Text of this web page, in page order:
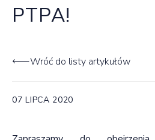
PTPA!
Wróć do listy artykułów
07 LIPCA 2020